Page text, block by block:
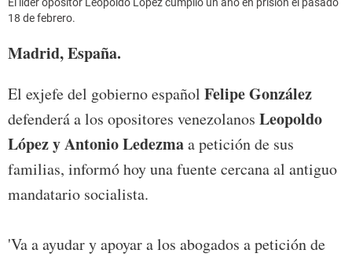
18 de febrero.
Madrid, España.
El exjefe del gobierno español Felipe González
defenderá a los opositores venezolanos Leopoldo
López y Antonio Ledezmaa petición de sus
familias, informó hoy una fuente cercana al antiguo
mandatario socialista.
'Va a ayudar y apoyar a los abogados a petición de